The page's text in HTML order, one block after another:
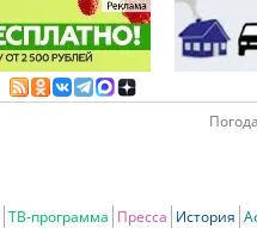
ТВ-программа Пресса История